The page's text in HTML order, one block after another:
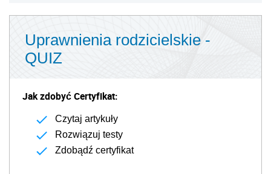
Uprawnienia rodzicielskie -
QUIZ
Jak zdobyć Certyfikat:
Czytaj artykuły
Rozwiązuj testy
Zdobądź certyfikat